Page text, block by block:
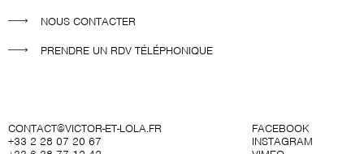
NOUS CONTACTER
PRENDRE UN RDV TÉLÉPHONIQUE
CONTACT@VICTOR-ET-LOLA.FR
+33 2 28 07 20 67
FACEBOOK
INSTAGRAM